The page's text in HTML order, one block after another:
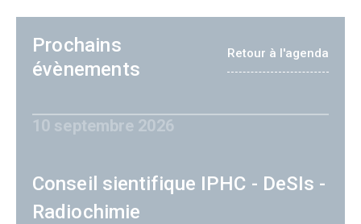
Prochains
évènements
Retour à l'agenda
10 septembre 2026
Conseil sientifique IPHC - DeSIs -
Radiochimie